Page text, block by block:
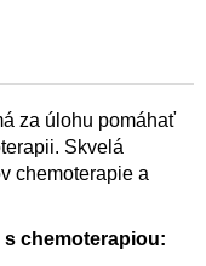
za úlohu pomáhať
Skvelá
chemoterapie a
chemoterapiou: